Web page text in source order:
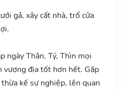
gả, xây cất nhà, trổ cửa
ngày Thân, Tý, Thìn mọi
vượng địa tốt hơn hết. Gặp
kế sự nghiệp, lên quan